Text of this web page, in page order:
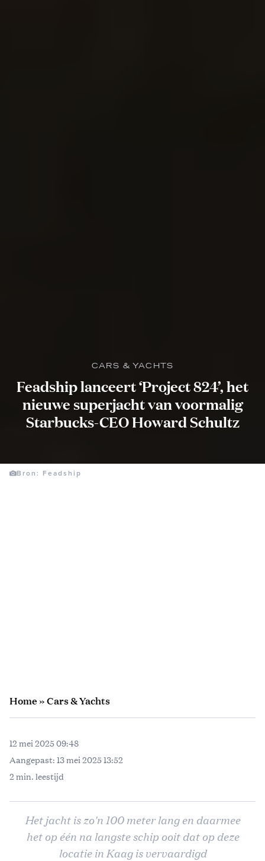
CARS & YACHTS
Feadship lanceert ‘Project 824’, het
nieuwe superjacht van voormalig
Starbucks-CEO Howard Schultz
Bron: Feadship
Home»Cars & Yachts
12 mei 2025 09:48
Aangepast: 13 mei 2025 13:52
2 min. leestijd
Het jacht is zo'n 100 meter lang en daarmee
het op één na langste schip ooit dat op deze
locatie in Kaag is vervaardigd